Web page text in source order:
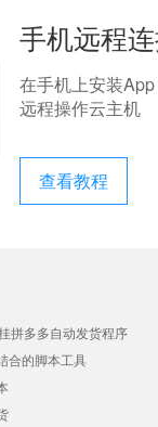
手机远程连
在手机上安装
远程操作云主机
查看教程
拼多多自动发货程序
合的脚本工具